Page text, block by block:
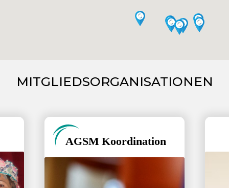
MITGLIEDSORGANISATIONEN